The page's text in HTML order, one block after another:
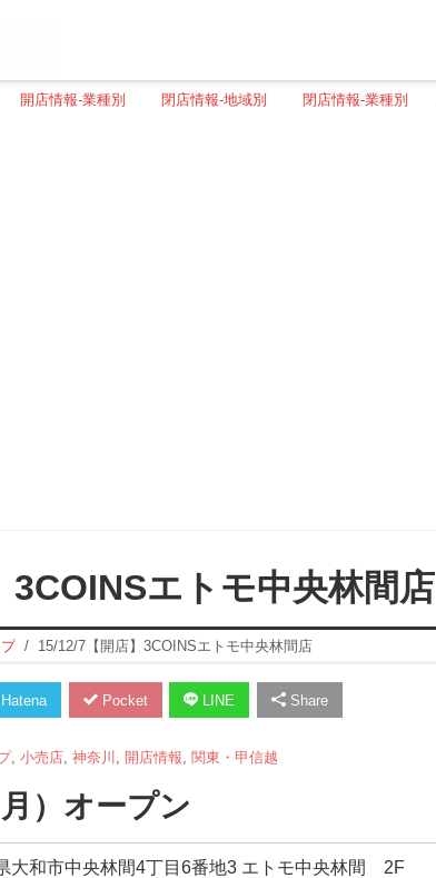
開店情報-業種別 閉店情報-地域別 閉店情報-業種別
3COINSエトモ中央林間店
15/12/7【開店】3COINSエトモ中央林間店
Hatena Pocket LINE Share
, 小売店, 神奈川 開店情報 関東・甲信越
）オープン
大和市中央林間4丁目6番地3 エトモ中央林間 2F